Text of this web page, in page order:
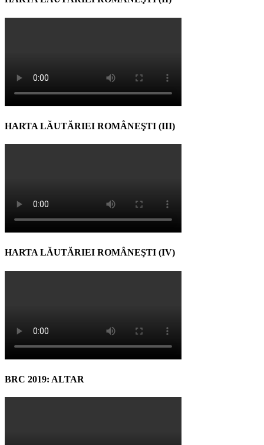
HARTA LĂUTĂRIEI ROMÂNEŞTI (III)
HARTA LĂUTĂRIEI ROMÂNEŞTI (IV)
BRC 2019: ALTAR